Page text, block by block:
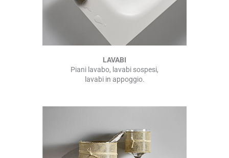
LAVABI
Piani lavabo, lavabi sospesi,
lavabi in appoggio.